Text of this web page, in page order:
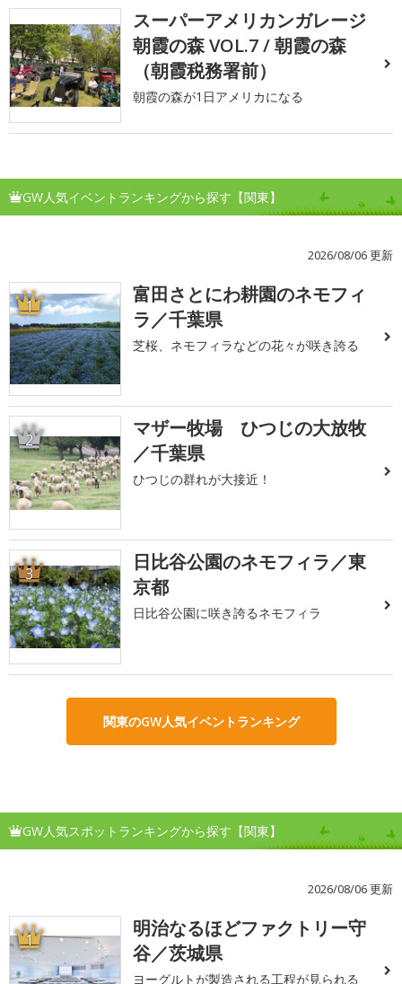
スーパーアメリカンガレージ
朝霞の森 VOL.7 / 朝霞の森
（朝霞税務署前）
朝霞の森が1日アメリカになる
GW人気イベントランキングから探す【関東】
2026/08/06 更新
1
富田さとにわ耕園のネモフィ
ラ／千葉県
芝桜、ネモフィラなどの花々が咲き誇る
2
マザー牧場 ひつじの大放牧
／千葉県
ひつじの群れが大接近！
3
日比谷公園のネモフィラ／東
京都
日比谷公園に咲き誇るネモフィラ
関東のGW人気イベントランキング
GW人気スポットランキングから探す【関東】
2026/08/06 更新
1
明治なるほどファクトリー守
谷／茨城県
ヨーグルトが製造される工程が見られる